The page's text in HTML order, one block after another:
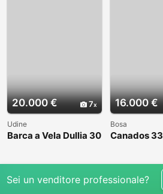
20.000 € 7
Udine
Barca a Vela Dullia 30
16.000 €
Bosa
Canados 33
Sei un venditore professionale?